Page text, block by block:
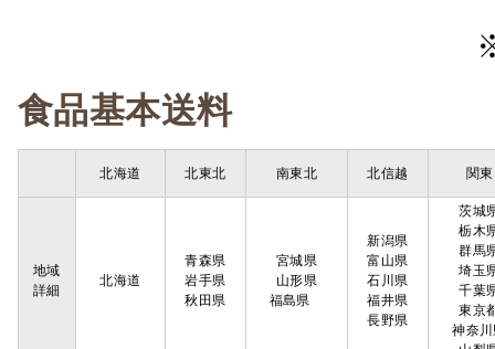
食品基本送料
北海道 北東北 南東北 北信越 関東
地域
詳細
北海道
青森県
岩手県
秋田県
宮城県
山形県
福島県
新潟県
富山県
石川県
福井県
長野県
茨城
栃木
群馬
埼玉
千葉
東京
神奈